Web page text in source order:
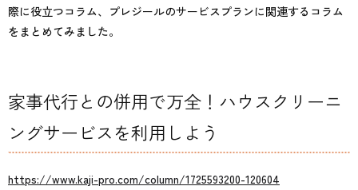
際に役立つコラム、プレジールのサービスプランに関連するコラム
をまとめてみました。
家事代行との併用で万全！ハウスクリーニ
ングサービスを利用しよう
https://www.kaji-pro.com/column/1725593200-120604